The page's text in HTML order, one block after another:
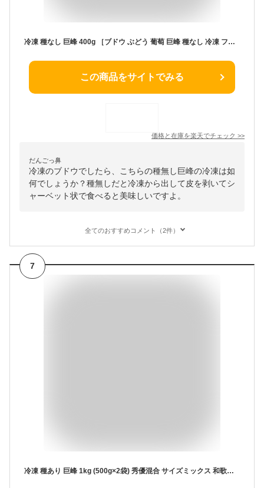
冷凍 種なし 巨峰 400g ［ブドウ ぶどう 葡萄 巨峰 種なし 冷凍 フルーツ ミカン 国産 デザート スイーツ フルーツ シャーベット 果物 内祝い お取り寄せグルメ 八ちゃん堂 はっちゃんどう］
この商品をサイトでみる
価格と在庫を楽天でチェック >>
だんごっ鼻
冷凍のブドウでしたら、こちらの種無し巨峰の冷凍は如
何でしょうか？種無しだと冷凍から出して皮を剥いてシ
ャーベット状で食べると美味しいですよ。
全てのおすすめコメント（2件）
7
冷凍 種あり 巨峰 1kg (500g×2袋) 秀優混合 サイズミックス 和歌山県産 産地直送 ぶどう クール便 国産 葡萄 ブドウ 株式会社みかんの会